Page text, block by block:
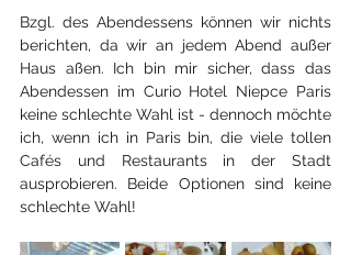
Bzgl. des Abendessens können wir nichts
berichten, da wir an jedem Abend außer
Haus aßen. Ich bin mir sicher, dass das
Abendessen im Curio Hotel Niepce Paris
keine schlechte Wahl ist - dennoch möchte
ich, wenn ich in Paris bin, die viele tollen
Cafés und Restaurants in der Stadt
ausprobieren. Beide Optionen sind keine
schlechte Wahl!